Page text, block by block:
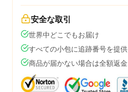
安全な取引
世界中どこでもお届け
すべての小包に追跡番号を提供
商品が届かない場合は全額返金